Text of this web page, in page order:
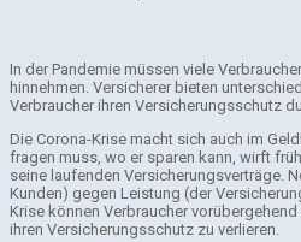
In der Pandemie müssen viele
hinnehmen. Versicherer bieten
Verbraucher ihren Versicherungsschutz
Die Corona-Krise macht sich auch im
fragen muss, wo er sparen kann, wirft
seine laufenden Versicherungsverträge.
Kunden) gegen Leistung (der
Krise können Verbraucher
ihren Versicherungsschutz zu verlieren.